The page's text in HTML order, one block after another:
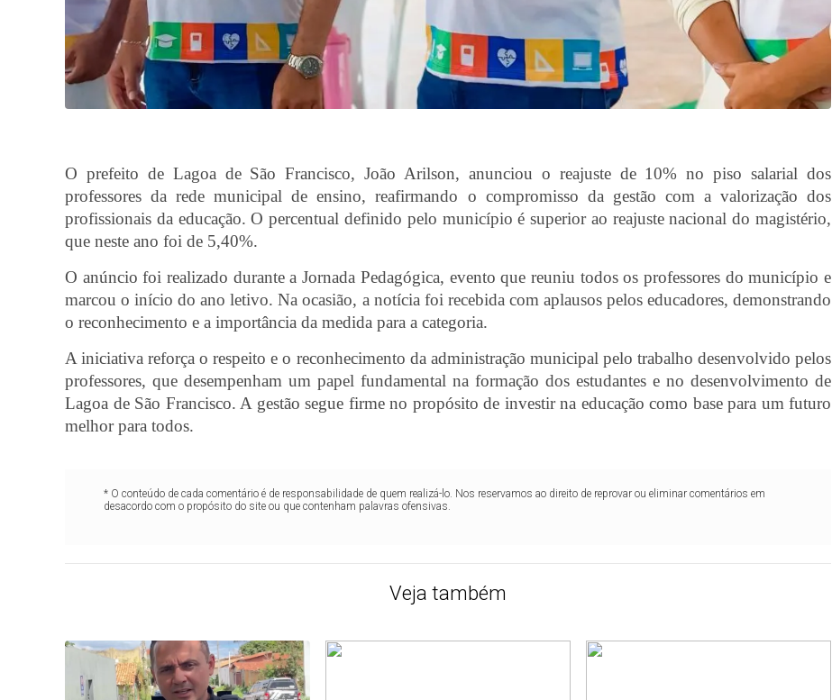
O prefeito de Lagoa de São Francisco, João Arilson, anunciou o reajuste de 10% no piso salarial dos
professores da rede municipal de ensino, reafirmando o compromisso da gestão com a valorização dos
profissionais da educação. O percentual definido pelo município é superior ao reajuste nacional do magistério,
que neste ano foi de 5,40%.
O anúncio foi realizado durante a Jornada Pedagógica, evento que reuniu todos os professores do município e
marcou o início do ano letivo. Na ocasião, a notícia foi recebida com aplausos pelos educadores, demonstrando
o reconhecimento e a importância da medida para a categoria.
A iniciativa reforça o respeito e o reconhecimento da administração municipal pelo trabalho desenvolvido pelos
professores, que desempenham um papel fundamental na formação dos estudantes e no desenvolvimento de
Lagoa de São Francisco. A gestão segue firme no propósito de investir na educação como base para um futuro
melhor para todos.
* O conteúdo de cada comentário é de responsabilidade de quem realizá-lo. Nos reservamos ao direito de reprovar ou eliminar comentários em
desacordo com o propósito do site ou que contenham palavras ofensivas.
Veja também